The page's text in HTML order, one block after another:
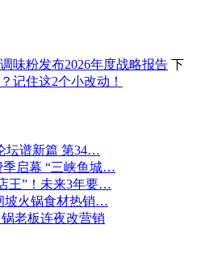
味粉发布2026年度战略报告 下
记住这2个小改动！
坛谱新篇 第34…
季启幕 “三峡鱼城…
王”！未来3年要…
坡火锅食材热销…
老板连夜改营销